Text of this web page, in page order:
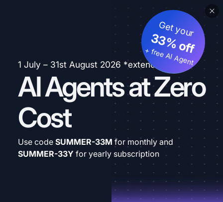
1 July – 31st August 2026 *extended
AI Agents at Zero
Cost
Get your
33% off
+ free AI Agent
Use code SUMMER-33M for monthly and
SUMMER-33Y for yearly subscription